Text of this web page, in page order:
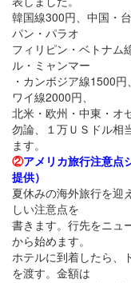
韓国線300円、中国・
パン・パラオ
フィリピン・ベトナム
ル・ミャンマー
・カンボジア線1500
ワイ線2000円、
北米・欧州・中東・オ
勿論、１万ＵＳドル相
ます。
②アメリカ旅行注意点
提供）
夏休みの海外旅行を迎
しい注意点を
書きます。行先をニュ
から始めます。
ホテルに到着したら、
を渡す。金額は